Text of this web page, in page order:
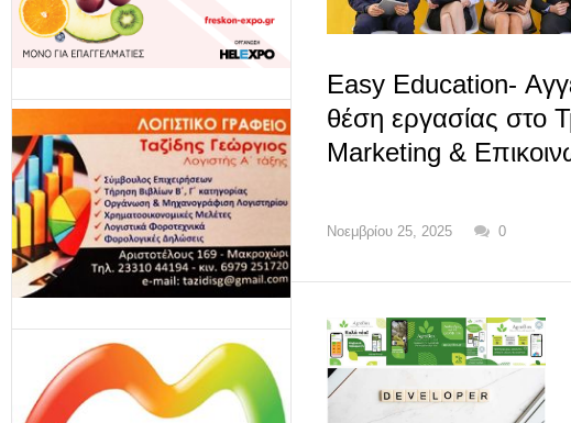
Easy Education-
θέση εργασίας στο
Marketing &
Νοεμβρίου 25, 2025 0